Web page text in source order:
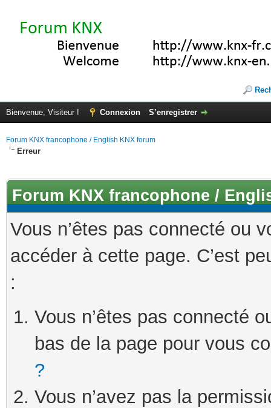
Bienvenue, Visiteur ! Connexion S’enregistrer
Forum KNX francophone / English KNX forum
Erreur
Forum KNX francophone /
Vous n’êtes pas connecté ou
accéder à cette page. C’est
:
Vous n’êtes pas connecté
bas de la page pour vous
?
Vous n’avez pas la